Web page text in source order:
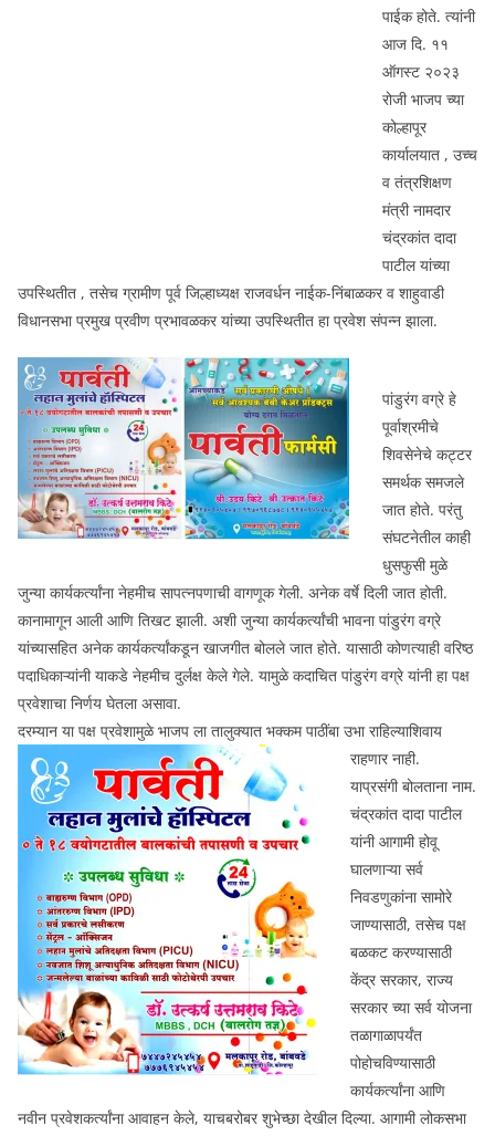
पाईक होते. त्यांनी
आज दि. ११
ऑगस्ट २०२३
रोजी भाजप च्या
कोल्हापूर
कार्यालयात , उच्च
व तंत्रशिक्षण
मंत्री नामदार
चंद्रकांत दादा
पाटील यांच्या
उपस्थितीत , तसेच ग्रामीण पूर्व जिल्हाध्यक्ष राजवर्धन नाईक-निंबाळकर व शाहुवाडी
विधानसभा प्रमुख प्रवीण प्रभावळकर यांच्या उपस्थितीत हा प्रवेश संपन्न झाला.
पांडुरंग वग्रे हे
पूर्वाश्रमीचे
शिवसेनेचे कट्टर
समर्थक समजले
जात होते. परंतु
संघटनेतील काही
धुसफुसी मुळे
जुन्या कार्यकर्त्यांना नेहमीच सापत्नपणाची वागणूक गेली. अनेक वर्षे दिली जात होती.
कानामागून आली आणि तिखट झाली. अशी जुन्या कार्यकर्त्यांची भावना पांडुरंग वग्रे
यांच्यासहित अनेक कार्यकर्त्यांकडून खाजगीत बोलले जात होते. यासाठी कोणत्याही वरिष्ठ
पदाधिकाऱ्यांनी याकडे नेहमीच दुर्लक्ष केले गेले. यामुळे कदाचित पांडुरंग वग्रे यांनी हा पक्ष
प्रवेशाचा निर्णय घेतला असावा.
दरम्यान या पक्ष प्रवेशामुळे भाजप ला तालुक्यात भक्कम पाठींबा उभा राहिल्याशिवाय
राहणार नाही.
याप्रसंगी बोलताना नाम.
चंद्रकांत दादा पाटील
यांनी आगामी होवू
घालणाऱ्या सर्व
निवडणुकांना सामोरे
जाण्यासाठी, तसेच पक्ष
बळकट करण्यासाठी
केंद्र सरकार, राज्य
सरकार च्या सर्व योजना
तळागाळापर्यंत
पोहोचविण्यासाठी
कार्यकर्त्यांना आणि
नवीन प्रवेशकर्त्यांना आवाहन केले, याचबरोबर शुभेच्छा देखील दिल्या. आगामी लोकसभा